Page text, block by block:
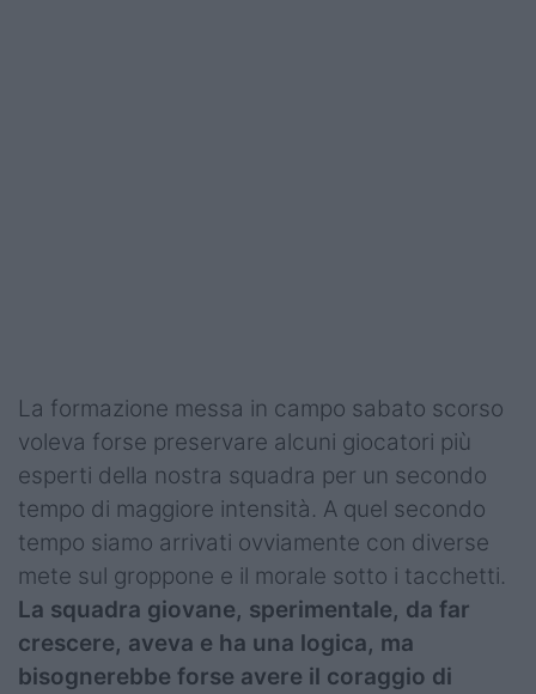
La formazione messa in campo sabato scorso
voleva forse preservare alcuni giocatori più
esperti della nostra squadra per un secondo
tempo di maggiore intensità. A quel secondo
tempo siamo arrivati ovviamente con diverse
mete sul groppone e il morale sotto i tacchetti.
La squadra giovane, sperimentale, da far
crescere, aveva e ha una logica, ma
bisognerebbe forse avere il coraggio di